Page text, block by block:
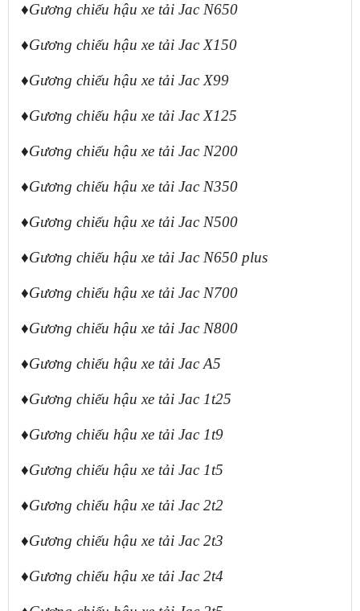
♦Gương chiếu hậu xe tải Jac N650
♦Gương chiếu hậu xe tải Jac X150
♦Gương chiếu hậu xe tải Jac X99
♦Gương chiếu hậu xe tải Jac X125
♦Gương chiếu hậu xe tải Jac N200
♦Gương chiếu hậu xe tải Jac N350
♦Gương chiếu hậu xe tải Jac N500
♦Gương chiếu hậu xe tải Jac N650 plus
♦Gương chiếu hậu xe tải Jac N700
♦Gương chiếu hậu xe tải Jac N800
♦Gương chiếu hậu xe tải Jac A5
♦Gương chiếu hậu xe tải Jac 1t25
♦Gương chiếu hậu xe tải Jac 1t9
♦Gương chiếu hậu xe tải Jac 1t5
♦Gương chiếu hậu xe tải Jac 2t2
♦Gương chiếu hậu xe tải Jac 2t3
♦Gương chiếu hậu xe tải Jac 2t4